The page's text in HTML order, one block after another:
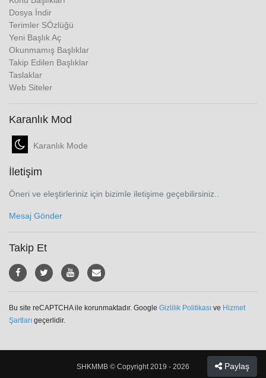
Dosya İndir
Terimler SÖzlüğü
Yeni Başlık Aç
Okunmamış Başlıklar
Takip Edilen Başlıklar
Taslaklar
Web Siteler
Karanlık Mod
Karanlık Mode
İletişim
Öneri ve eleştirleriniz için bizimle iletişime geçebilirsiniz..
Mesaj Gönder
Takip Et
Bu site reCAPTCHA ile korunmaktadır. Google Gizlilik Politikası ve Hizmet
Şartları geçerlidir.
Paylaş
SHKMMB © Copyright 2019 - 2026